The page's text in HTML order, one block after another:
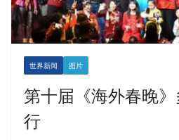
世界新闻 图片
第十届《海外春晚
行